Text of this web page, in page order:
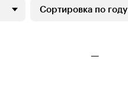
Сортировка по году
—